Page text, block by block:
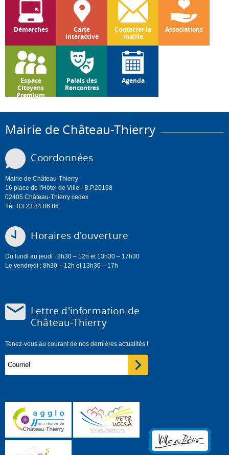
Démarches
Carte
interactive
Contacter la
mairie
Associations
Espace
Citoyens
Premium
Palais des
Rencontres
Agenda
Mairie de Château-Thierry
Coordonnées
Mairie de Château-Thierry
16 place de l'Hôtel de Ville - B.P.20198
02405 Château-Thierry cedex
Tél. 03 23 84 86 86
Horaires d'ouverture
Du lundi au jeudi : 8h30 – 12h et 13h30 – 17h30
Le vendredi : 8h30 – 12h et 13h30 – 17h
Lettre d'information de
Château-Thierry
Tenez-vous au courant de nos dernières actualités !